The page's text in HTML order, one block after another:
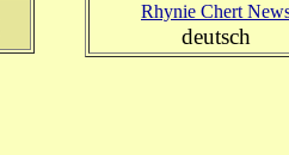
Rhynie Chert
deutsch